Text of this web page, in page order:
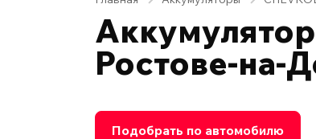
Ростове-на-
Подобрать по автомобилю